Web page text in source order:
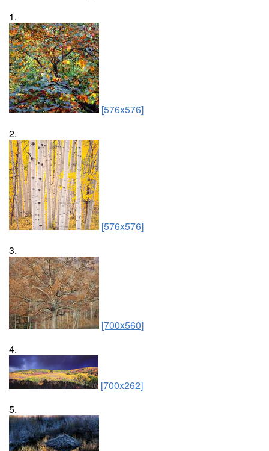
1.
[576x576]
2.
[576x576]
3.
[700x560]
4.
[700x262]
5.